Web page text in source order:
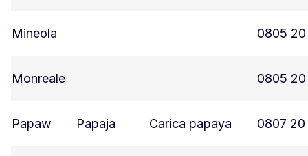
Mineola 0805 20
Monreale 0805 20
Papaw Papaja Carica papaya 0807 20